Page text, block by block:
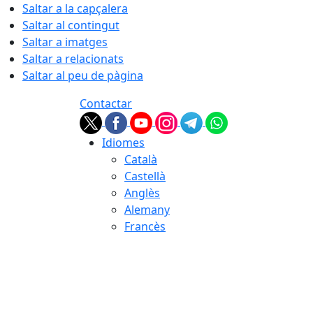
Saltar a la capçalera
Saltar al contingut
Saltar a imatges
Saltar a relacionats
Saltar al peu de pàgina
Contactar
Idiomes
Català
Castellà
Anglès
Alemany
Francès